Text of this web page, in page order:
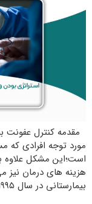
مقدمه کنترل عفونت
مورد توجه افرادی که
است؛این مشکل علاوه
هزینه های درمان نیز
بیمارستانی در سال ۱۹۹۵ در آمریکا در […]